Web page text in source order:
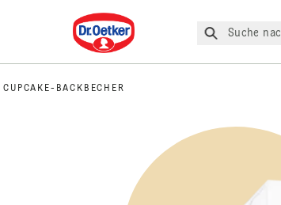
Dr. Oetker
Suche
CUPCAKE-BACKBECHER